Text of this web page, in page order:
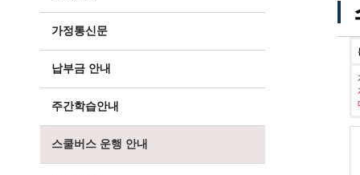
가정통신문
납부금 안내
주간학습안내
스쿨버스 운행 안내